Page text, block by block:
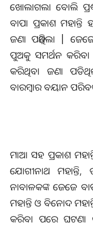
ଖୋଲାଗଲା ବୋଲି
ବାପା ପ୍ରକାଶ
ଜଣା ପଡ଼ିଥିଲା |
ପୁଅକୁ ସମର୍ଥନ କରିବା
କରିଥିବା ଜଣା
ବାରମ୍ବାର ବୟାନ
ମାଆ ସହ ପ୍ରକାଶ
ଯୋଗୀନାଥ ମହାନ୍ତି,
ନାବାଳକଙ୍କ ଜେଜେ
ମହାନ୍ତି ଓ ବିନୋଦ
କରିବା ପରେ ଘଟଣା